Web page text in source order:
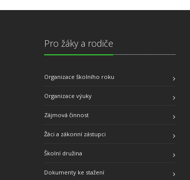
Pro žáky a rodiče
Organizace školního roku
Organizace výuky
Zájmová činnost
Žáci a zákonní zástupci
Školní družina
Dokumenty ke stažení